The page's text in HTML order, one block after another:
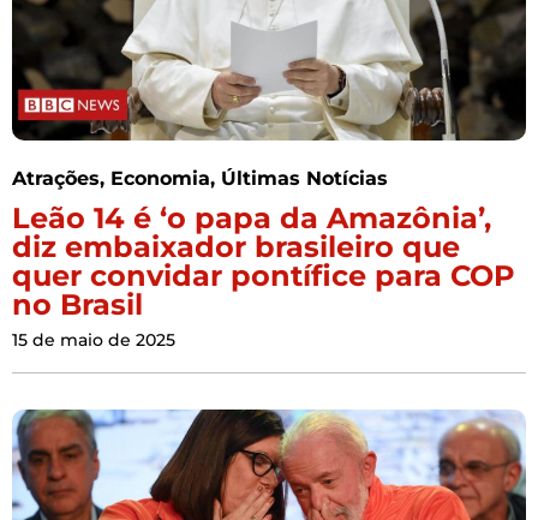
Atrações, Economia, Últimas Notícias
Leão 14 é ‘o papa da Amazônia’,
diz embaixador brasileiro que
quer convidar pontífice para COP
no Brasil
15 de maio de 2025